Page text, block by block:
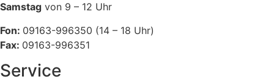
Samstag von 9 – 12 Uhr
Fon: 09163-996350 (14 – 18 Uhr)
Fax: 09163-996351
Service